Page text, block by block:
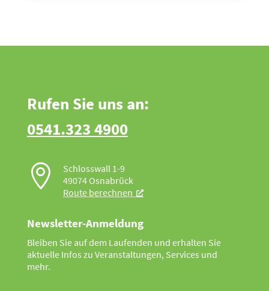
Rufen Sie uns an:
0541.323 4900

Schlosswall 1-9
49074 Osnabrück
Route berechnen
Newsletter-Anmeldung
Bleiben Sie auf dem Laufenden und erhalten Sie
aktuelle Infos zu Veranstaltungen, Services und
mehr.